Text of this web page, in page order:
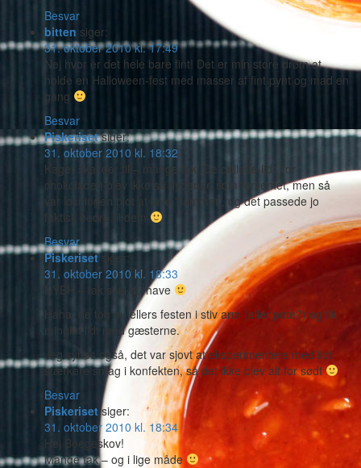
Besvar
bitten siger:
31. oktober 2010 kl. 17:49
Nej hvor er det hele bare fint! Det er min store drøm at
holde en Halloween-fest med masser af fint pynt og mad en
gang
Besvar
Piskeriset siger:
31. oktober 2010 kl. 18:32
Kager skal der til – mange tak! De drillede lidt, for
chokoladen blev ikke så flydende som forventet, men så
var løsningen blot at lave 'flammer', og det passede jo
faktisk bedre til dem
Besvar
Piskeriset siger:
31. oktober 2010 kl. 18:33
NYBH – tak skal du have
Haha, de tog nu ellers festen i stiv arm (eller pote?) og fik
minglet lidt med gæsterne.
Jeg synes også, det var sjovt at eksperimentere med lidt
stærkere smag i konfekten, så det ikke blev alt for sødt
Besvar
Piskeriset siger:
31. oktober 2010 kl. 18:34
Hej Boegeskov!
Mange tak – og i lige måde